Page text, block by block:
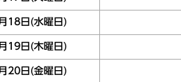
18日(水曜日)
19日(木曜日)
20日(金曜日)